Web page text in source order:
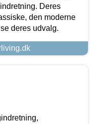
Deres
den moderne
deres udvalg.